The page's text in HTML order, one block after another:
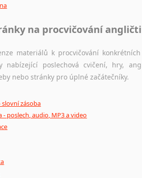
na procvičování
materiálů k procvičování
nabízející poslechová cvičení, hry,
nebo stránky pro úplné začátečníky.
slovní zásoba
- poslech, audio, MP3 a video